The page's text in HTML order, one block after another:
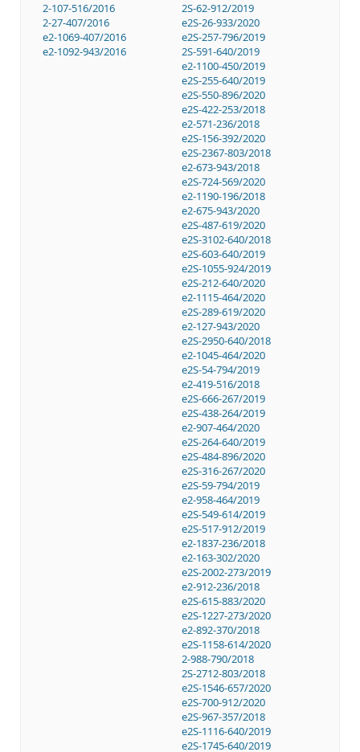
2-107-516/2016
2-27-407/2016
e2-1069-407/2016
e2-1092-943/2016
2S-62-912/2019
e2S-26-933/2020
e2S-257-796/2019
2S-591-640/2019
e2-1100-450/2019
e2S-255-640/2019
e2S-550-896/2020
e2S-422-253/2018
e2-571-236/2018
e2S-156-392/2020
e2S-2367-803/2018
e2-673-943/2018
e2S-724-569/2020
e2-1190-196/2018
e2-675-943/2020
e2S-487-619/2020
e2S-3102-640/2018
e2S-603-640/2019
e2S-1055-924/2019
e2S-212-640/2020
e2-1115-464/2020
e2S-289-619/2020
e2-127-943/2020
e2S-2950-640/2018
e2-1045-464/2020
e2S-54-794/2019
e2-419-516/2018
e2S-666-267/2019
e2S-438-264/2019
e2-907-464/2020
e2S-264-640/2019
e2S-484-896/2020
e2S-316-267/2020
e2S-59-794/2019
e2-958-464/2019
e2S-549-614/2019
e2S-517-912/2019
e2-1837-236/2018
e2-163-302/2020
e2S-2002-273/2019
e2-912-236/2018
e2S-615-883/2020
e2S-1227-273/2020
e2-892-370/2018
e2S-1158-614/2020
2-988-790/2018
2S-2712-803/2018
e2S-1546-657/2020
e2S-700-912/2020
e2S-967-357/2018
e2S-1116-640/2019
e2S-1745-640/2019